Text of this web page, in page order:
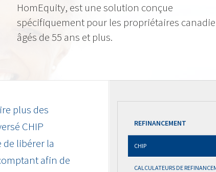
HomEquity, est une solution conçue
spécifiquement pour les propriétaires
âgés de 55 ans et plus.
plus des
CHIP
de libérer la
afin de
REFINANCEMENT
CHIP
CALCULATEURS DE